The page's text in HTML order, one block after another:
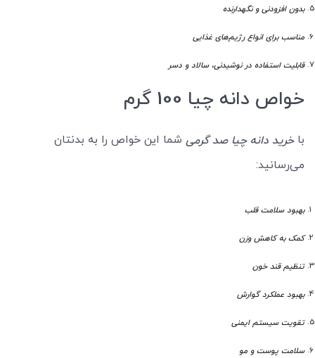
بدون افزودنی و نگهدارنده
مناسب برای انواع رژیم‌های غذایی
قابلیت استفاده در نوشیدنی، سالاد و دسر
خواص دانه چیا 100 گرم
باخرید دانه چیا صد گرمی شما این خواص را به بدنتان
می‌رسانید:
بهبود سلامت قلب
کمک به کاهش وزن
تنظیم قند خون
بهبود عملکرد گوارش
تقویت سیستم ایمنی
سلامت پوست و مو